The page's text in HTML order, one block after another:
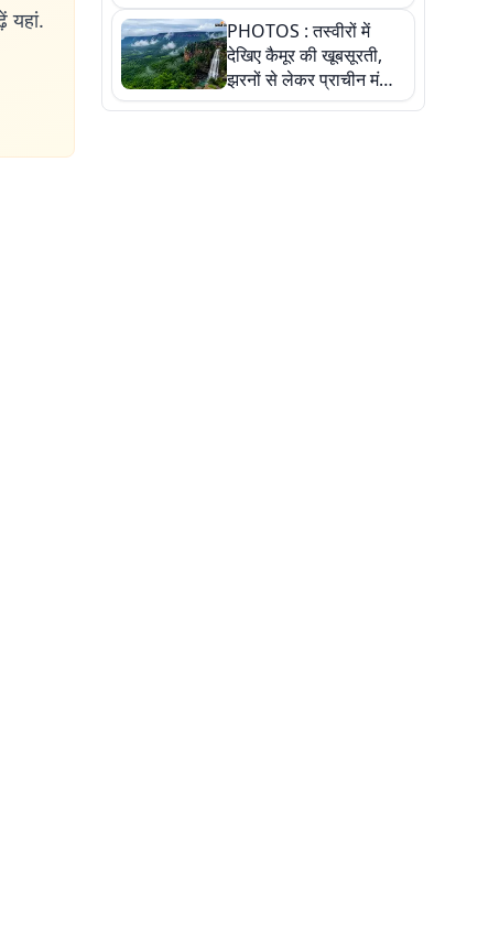
यहां.
PHOTOS : तस्वीरों में
देखिए कैमूर की खूबसूरती,
झरनों से लेकर प्राचीन मंदिरों
तक प्रकृति और आस्था का